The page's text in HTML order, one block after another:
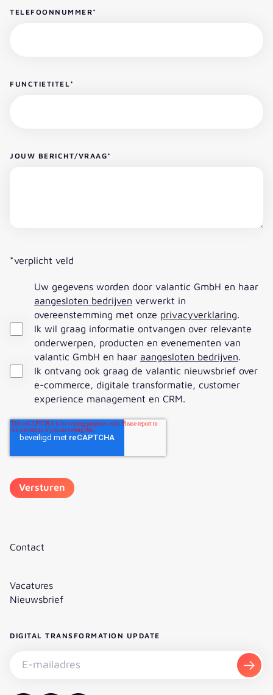
TELEFOONNUMMER*
FUNCTIETITEL*
JOUW BERICHT/VRAAG*
*verplicht veld
Uw gegevens worden door valantic GmbH en haar
aangesloten bedrijven verwerkt in
overeenstemming met onze privacyverklaring.
Ik wil graag informatie ontvangen over relevante
onderwerpen, producten en evenementen van
valantic GmbH en haar aangesloten bedrijven.
Ik ontvang ook graag de valantic nieuwsbrief over
e-commerce, digitale transformatie, customer
experience management en CRM.
Contact
Vacatures
Nieuwsbrief
DIGITAL TRANSFORMATION UPDATE
Nieuwsbrief abonneren - E-mailadres